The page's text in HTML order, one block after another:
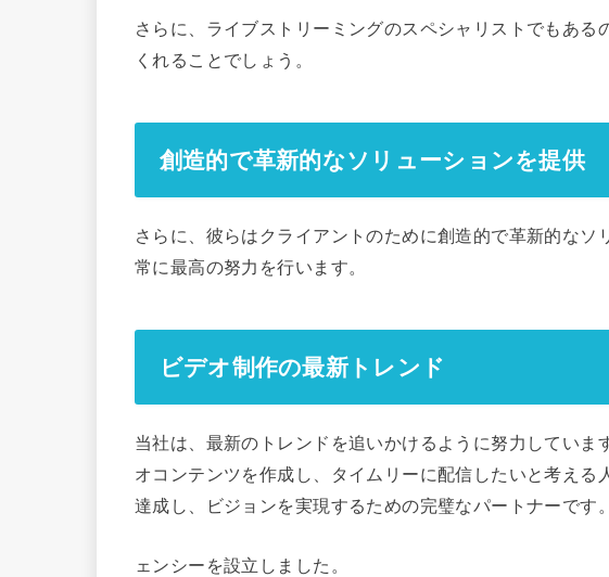
さらに、ライブストリーミングのスペシャリストでもある
くれることでしょう。
創造的で革新的なソリューションを提供
さらに、彼らはクライアントのために創造的で革新的なソ
常に最高の努力を行います。
ビデオ制作の最新トレンド
当社は、最新のトレンドを追いかけるように努力してい
オコンテンツを作成し、タイムリーに配信したいと考える
達成し、ビジョンを実現するための完璧なパートナーです。
ェンシーを設立しました。